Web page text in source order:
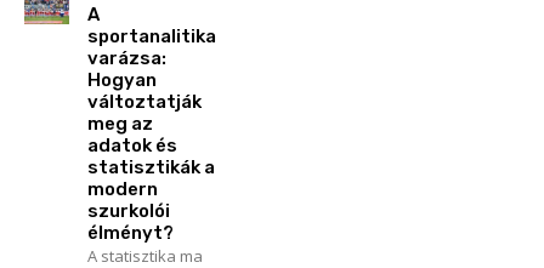
A
sportanalitika
varázsa:
Hogyan
változtatják
meg az
adatok és
statisztikák a
modern
szurkolói
élményt?
A statisztika ma